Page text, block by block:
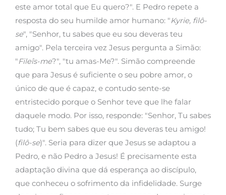
este amor total que Eu quero?". E Pedro repete a
resposta do seu humilde amor humano: "Kyrie, filô-
se", "Senhor, tu sabes que eu sou deveras teu
amigo". Pela terceira vez Jesus pergunta a Simão:
"Fileîs-me?", "tu amas-Me?". Simão compreende
que para Jesus é suficiente o seu pobre amor, o
único de que é capaz, e contudo sente-se
entristecido porque o Senhor teve que lhe falar
daquele modo. Por isso, responde: "Senhor, Tu sabes
tudo; Tu bem sabes que eu sou deveras teu amigo!
(filô-se)". Seria para dizer que Jesus se adaptou a
Pedro, e não Pedro a Jesus! É precisamente esta
adaptação divina que dá esperança ao discípulo,
que conheceu o sofrimento da infidelidade. Surge